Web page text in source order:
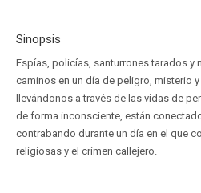
Sinopsis
Espías, policías, santurrones tarados y
caminos en un día de peligro, misterio
llevándonos a través de las vidas de
de forma inconsciente, están
contrabando durante un día en el que
religiosas y el crímen callejero.